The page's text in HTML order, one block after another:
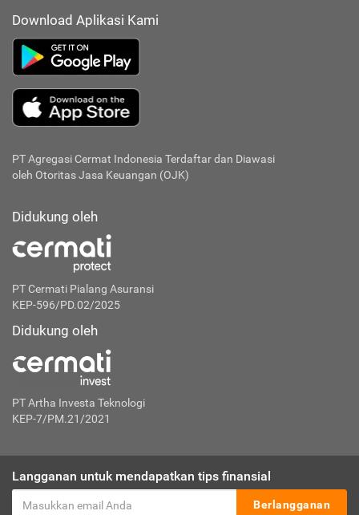
Download Aplikasi Kami
PT Agregasi Cermat Indonesia Terdaftar dan Diawasi
oleh Otoritas Jasa Keuangan (OJK)
Didukung oleh
PT Cermati Pialang Asuransi
KEP-596/PD.02/2025
Didukung oleh
PT Artha Investa Teknologi
KEP-7/PM.21/2021
Langganan untuk mendapatkan tips finansial
Berlangganan